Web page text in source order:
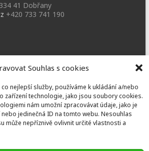
Souhlas s cookies
nejlepší služby, používáme k ukládání a/nebo
zařízení technologie, jako jsou soubory cookies.
nám umožní zpracovávat údaje, jako je
jedinečná ID na tomto webu. Nesouhlas
může nepříznivě ovlivnit určité vlastnosti a
41 Dobřany
+420 733 741 190
332 04
+420 605 232 788